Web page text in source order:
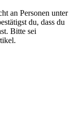
an Personen unter
du, dass du
Bitte sei